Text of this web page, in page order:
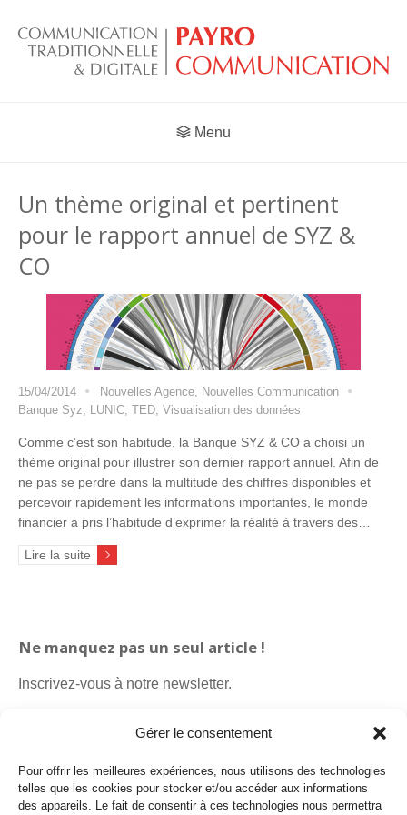
Gérer le consentement
Pour offrir les meilleures expériences, nous utilisons des technologies
telles que les cookies pour stocker et/ou accéder aux informations
des appareils. Le fait de consentir à ces technologies nous permettra
Menu
Un thème original et pertinent
pour le rapport annuel de SYZ &
CO
15/04/2014 Nouvelles Agence,
Nouvelles Communication
Banque Syz
LUNIC TED Visualisation des données
Comme c’est son habitude, la Banque SYZ & CO a choisi un
thème original pour illustrer son dernier rapport annuel. Afin de
ne pas se perdre dans la multitude des chiffres disponibles et
percevoir rapidement les informations importantes, le monde
financier a pris l’habitude d’exprimer la réalité à travers des…
Lire la suite
Ne manquez pas un seul article !
Inscrivez-vous à notre newsletter.